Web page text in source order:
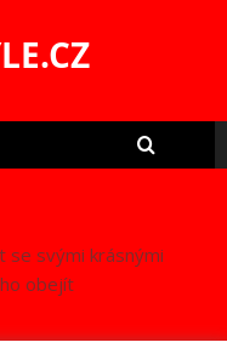
se svými krásnými
obejít